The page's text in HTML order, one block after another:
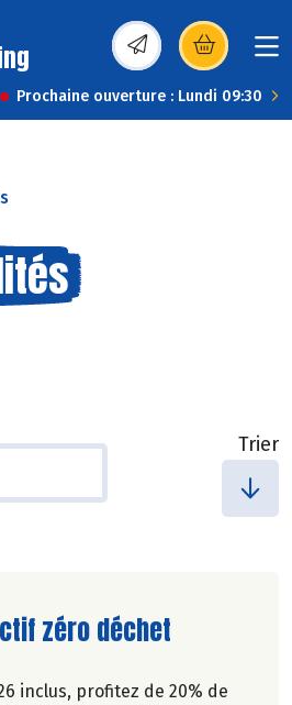
(s’ouvre dans une
Prochaine ouverture : Lundi 09:30
Trier
l'article
zéro déchet
inclus, profitez de 20% de